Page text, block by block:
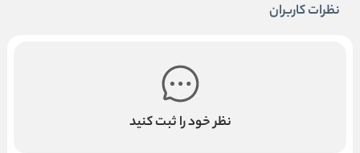
نظرات کاربران
نظر خود را ثبت کنید